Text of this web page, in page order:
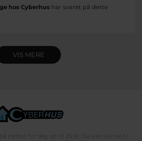
hos Cyberhushar svaret på dette
VIS MERE
nettet for dig op til 25 år. Du kan skrive til